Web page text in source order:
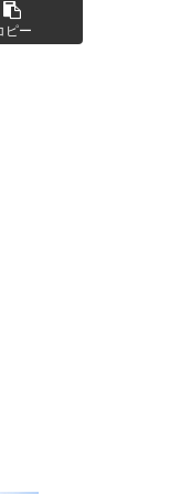
ピー